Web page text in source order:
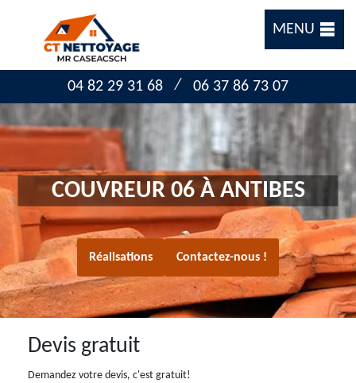
MENU
04 82 29 31 68 / 06 37 86 73 07
COUVREUR 06 À ANTIBES
Réalisations Contactez-nous !
Devis gratuit
Demandez votre devis, c'est gratuit!